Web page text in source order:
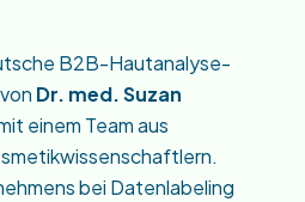
B2B-Hautanalyse-
Dr. med. Suzan
einem Team aus
bei Datenlabeling